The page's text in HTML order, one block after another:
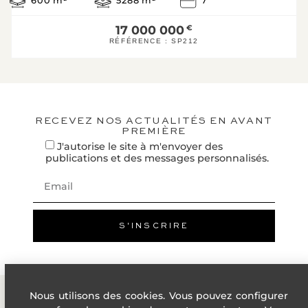
160
KWh/m².an
A
B
E
17 000 000 €
RÉFÉRENCE :SP212
RECEVEZ NOS ACTUALITÉS EN AVANT
PREMIÈRE
J'autorise le site à m'envoyer des
publications et des messages personnalisés.
S'INSCRIRE
Nous utilisons des cookies. Vous pouvez configurer